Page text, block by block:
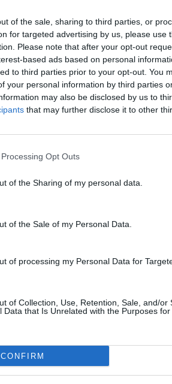
of the sale, sharing to third parties, or
for targeted advertising by us, please use
Please note that after your opt-out
based ads based on personal
to third parties prior to your opt-out. You
your personal information by third parties
may also be disclosed by us to
that may further disclose it to other
Opt Outs
of the Sharing of my personal data.
of the Sale of my Personal Data.
of processing my Personal Data for
of Collection, Use, Retention, Sale, and/or
Data that Is Unrelated with the Purposes
CONFIRM
compartir una estona de lleure durant
de proximitat que recorre diversos
cultural a territoris rurals i
la comarca de la Terra Alta. La
i activitats a poblacions de
del territori.